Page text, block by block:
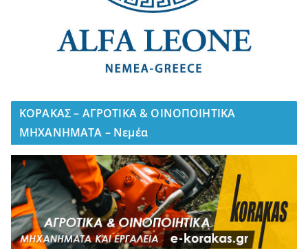
ΚΟΡΑΚΑΣ – ΑΓΡΟΤΙΚΑ & ΟΙΝΟΠΟΙΗΤΙΚΑ
ΜΗΧΑΝΗΜΑΤΑ – Νεμέα